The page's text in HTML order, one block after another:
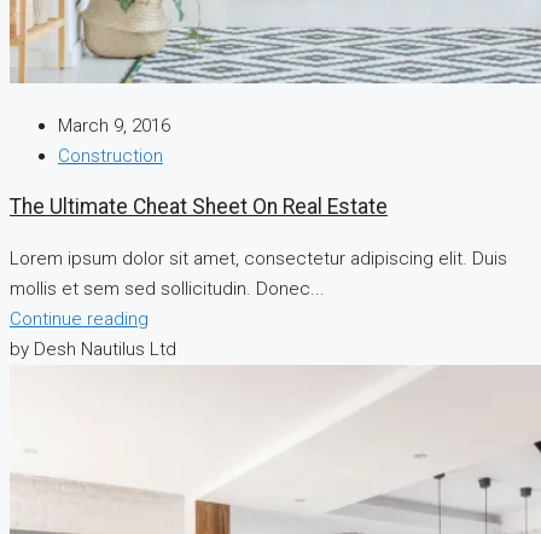
March 9, 2016
Construction
The Ultimate Cheat Sheet On Real Estate
Lorem ipsum dolor sit amet, consectetur adipiscing elit. Duis
mollis et sem sed sollicitudin. Donec...
Continue reading
by Desh Nautilus Ltd